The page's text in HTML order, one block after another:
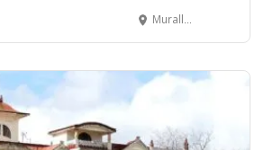
Muralla de Sant Llorenç, 15 - MATARÓ